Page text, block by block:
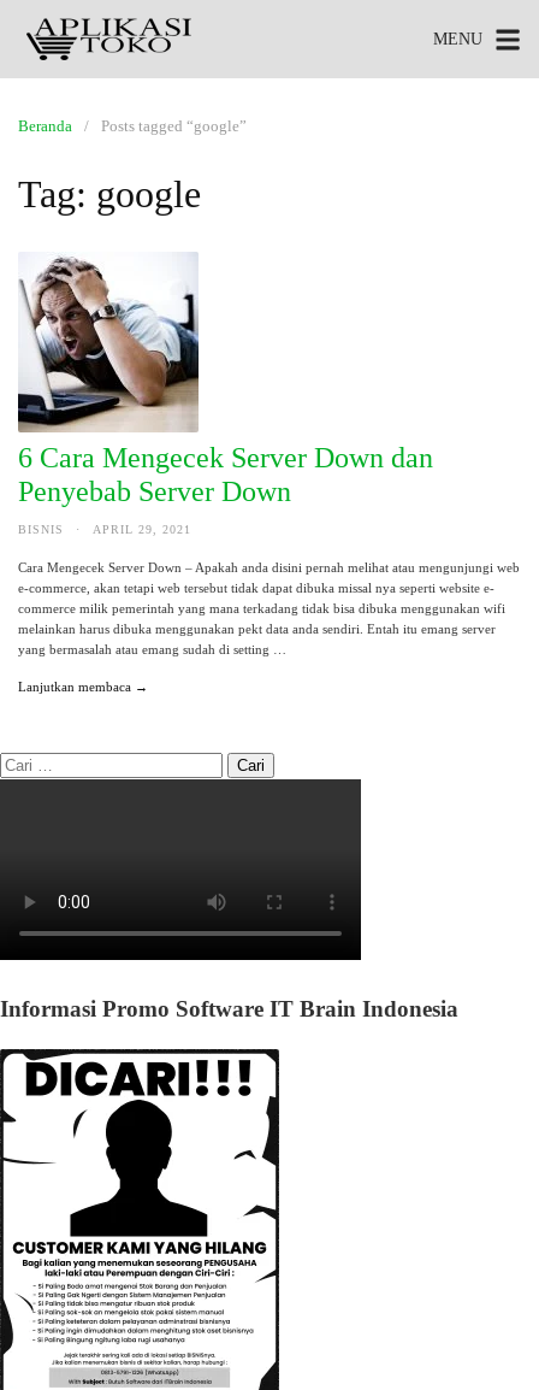
MENU
Beranda Posts tagged “google”
Tag: google
6 Cara Mengecek Server Down dan
Penyebab Server Down
BISNIS · APRIL 29, 2021
Cara Mengecek Server Down – Apakah anda disini pernah melihat atau mengunjungi web
e-commerce, akan tetapi web tersebut tidak dapat dibuka missal nya seperti website e-
commerce milik pemerintah yang mana terkadang tidak bisa dibuka menggunakan wifi
melainkan harus dibuka menggunakan pekt data anda sendiri. Entah itu emang server
yang bermasalah atau emang sudah di setting …
Lanjutkan membaca →
Informasi Promo Software IT Brain Indonesia